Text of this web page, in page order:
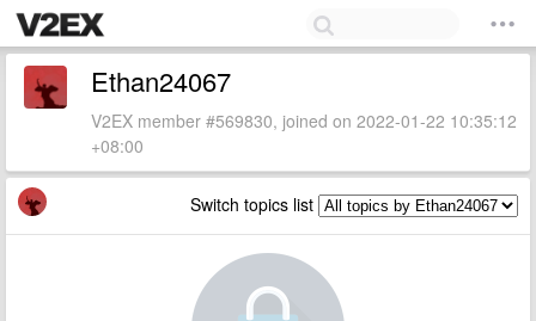
Ethan24067
V2EX member #569830, joined on 2022-01-22 10:35:12
+08:00
Switch topics list